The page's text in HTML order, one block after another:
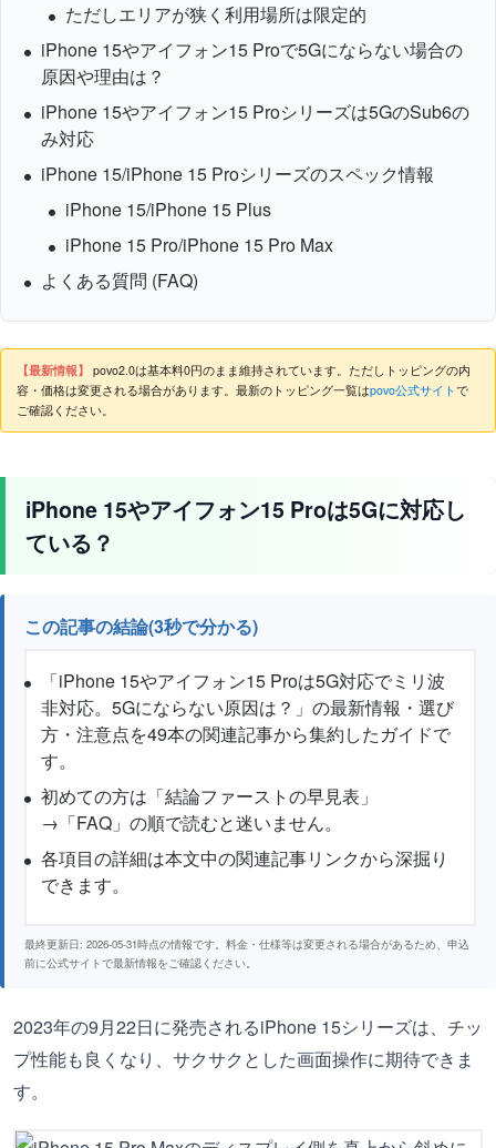
ただしエリアが狭く利用場所は限定的
iPhone 15やアイフォン15 Proで5Gにならない場合の
原因や理由は？
iPhone 15やアイフォン15 Proシリーズは5GのSub6の
み対応
iPhone 15/iPhone 15 Proシリーズのスペック情報
iPhone 15/iPhone 15 Plus
iPhone 15 Pro/iPhone 15 Pro Max
よくある質問 (FAQ)
【最新情報】 povo2.0は基本料0円のまま維持されています。ただしトッピングの内
容・価格は変更される場合があります。最新のトッピング一覧はpovo公式サイトで
ご確認ください。
iPhone 15やアイフォン15 Proは5Gに対応し
ている？
この記事の結論(3秒で分かる)
「iPhone 15やアイフォン15 Proは5G対応でミリ波
非対応。5Gにならない原因は？」の最新情報・選び
方・注意点を49本の関連記事から集約したガイドで
す。
初めての方は「結論ファーストの早見表」
→「FAQ」の順で読むと迷いません。
各項目の詳細は本文中の関連記事リンクから深掘り
できます。
最終更新日: 2026-05-31時点の情報です。料金・仕様等は変更される場合があるため、申込
前に公式サイトで最新情報をご確認ください。
2023年の9月22日に発売されるiPhone 15シリーズは、チッ
プ性能も良くなり、サクサクとした画面操作に期待できま
す。